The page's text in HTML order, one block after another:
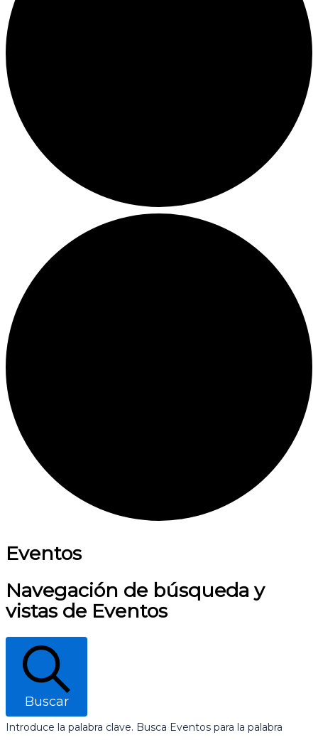
Eventos
Navegación de búsqueda y
vistas de Eventos
Buscar
Introduce la palabra clave. Busca Eventos para la palabra